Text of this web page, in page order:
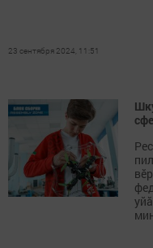
23 сентября 2024, 11:51